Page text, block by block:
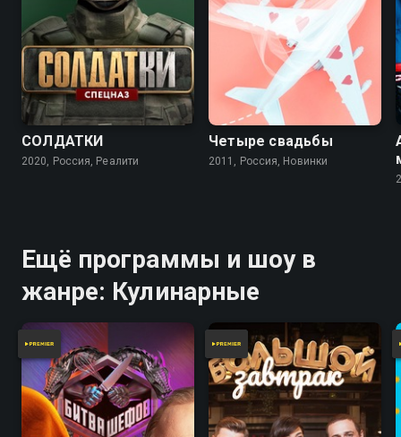
СОЛДАТКИ
2020, Россия, Реалити
Четыре свадьбы
2011, Россия, Новинки
Ещё программы и шоу в
жанре: Кулинарные